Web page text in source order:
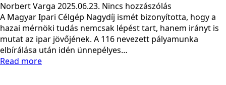
Norbert Varga 2025.06.23. Nincs hozzászólás
A Magyar Ipari Célgép Nagydíj ismét bizonyította, hogy a
hazai mérnöki tudás nemcsak lépést tart, hanem irányt is
mutat az ipar jövőjének. A 116 nevezett pályamunka
elbírálása után idén ünnepélyes…
Read more